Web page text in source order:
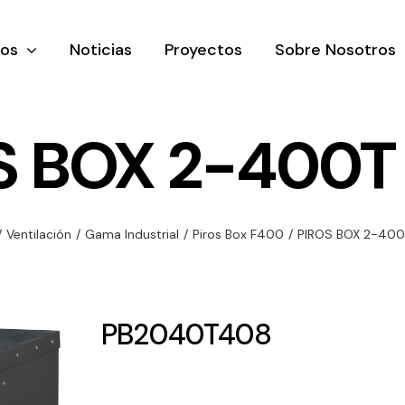
y
de
y
Ventilación
ventilación
Noticias Proyectos Sobre Nosotros
BOX 2-
Ventilación / Gama Industrial / Piros Box F400 / PIROS BOX 2-
PB2040T408